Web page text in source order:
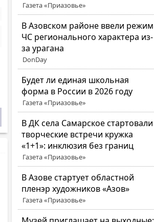
Газета «Приазовье»
В Азовском районе ввели режим
ЧС регионального характера из-
за урагана
DonDay
Будет ли единая школьная
форма в России в 2026 году
Газета «Приазовье»
В ДК села Самарское стартовали
творческие встречи кружка
«1+1»: инклюзия без границ
Газета «Приазовье»
В Азове стартует областной
пленэр художников «Азов»
Газета «Приазовье»